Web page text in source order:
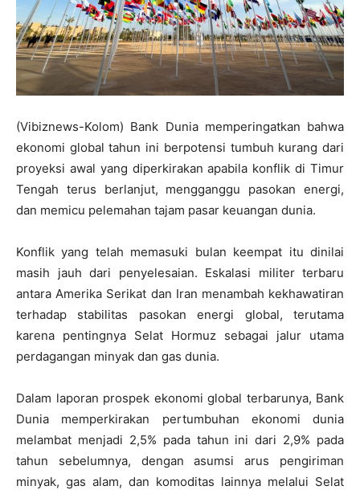
(Vibiznews-Kolom) Bank Dunia memperingatkan bahwa
ekonomi global tahun ini berpotensi tumbuh kurang dari
proyeksi awal yang diperkirakan apabila konflik di Timur
Tengah terus berlanjut, mengganggu pasokan energi,
dan memicu pelemahan tajam pasar keuangan dunia.
Konflik yang telah memasuki bulan keempat itu dinilai
masih jauh dari penyelesaian. Eskalasi militer terbaru
antara Amerika Serikat dan Iran menambah kekhawatiran
terhadap stabilitas pasokan energi global, terutama
karena pentingnya Selat Hormuz sebagai jalur utama
perdagangan minyak dan gas dunia.
Dalam laporan prospek ekonomi global terbarunya, Bank
Dunia memperkirakan pertumbuhan ekonomi dunia
melambat menjadi 2,5% pada tahun ini dari 2,9% pada
tahun sebelumnya, dengan asumsi arus pengiriman
minyak, gas alam, dan komoditas lainnya melalui Selat